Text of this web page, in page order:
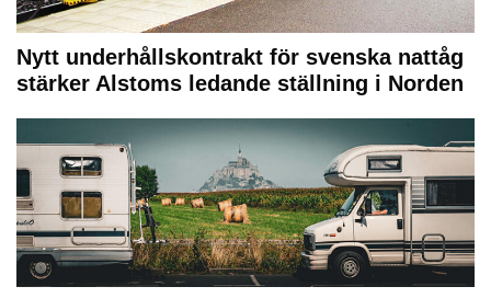
Nytt underhållskontrakt för svenska nattåg
stärker Alstoms ledande ställning i Norden